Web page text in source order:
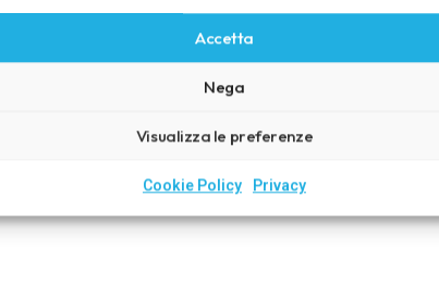
Accetta
Nega
Visualizza le preferenze
Cookie Policy Privacy